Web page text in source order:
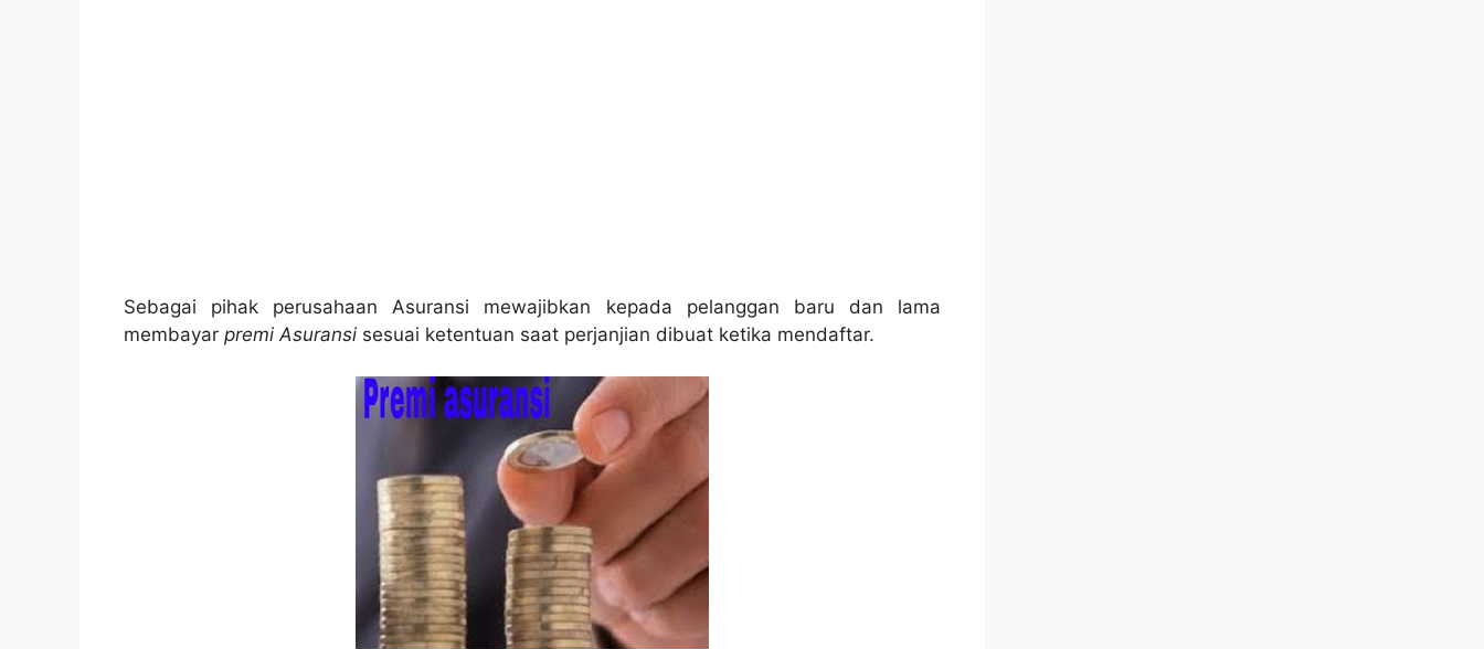
Sebagai pihak perusahaan Asuransi mewajibkan kepada pelanggan baru dan lama
membayar premi Asuransi sesuai ketentuan saat perjanjian dibuat ketika mendaftar.